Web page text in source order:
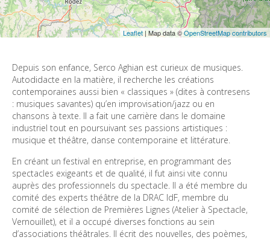
Leaflet| Map data ©OpenStreetMap contributors
Depuis son enfance, Serco Aghian est curieux de musiques.
Autodidacte en la matière, il recherche les créations
contemporaines aussi bien « classiques » (dites à contresens
: musiques savantes) qu’en improvisation/jazz ou en
chansons à texte. Il a fait une carrière dans le domaine
industriel tout en poursuivant ses passions artistiques :
musique et théâtre, danse contemporaine et littérature.
En créant un festival en entreprise, en programmant des
spectacles exigeants et de qualité, il fut ainsi vite connu
auprès des professionnels du spectacle. Il a été membre du
comité des experts théâtre de la DRAC IdF, membre du
comité de sélection de Premières Lignes (Atelier à Spectacle,
Vernouillet), et il a occupé diverses fonctions au sein
d’associations théâtrales. Il écrit des nouvelles, des poèmes,